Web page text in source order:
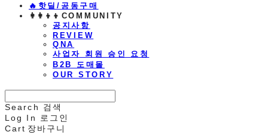
🔥핫딜/공동구매
👩‍👩‍👦‍👦COMMUNITY
공지사항
REVIEW
QNA
사업자 회원 승인 요청
B2B 도매몰
OUR STORY
Search
검색
Log In
로그인
Cart 장바구니